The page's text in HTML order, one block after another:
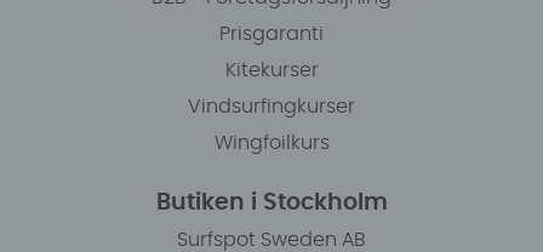
Prisgaranti
Kitekurser
Vindsurfingkurser
Wingfoilkurs
Butiken i Stockholm
Surfspot Sweden AB